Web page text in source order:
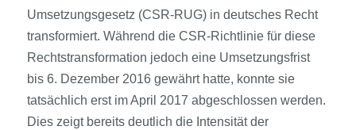
Umsetzungsgesetz (CSR-RUG) in deutsches Recht
transformiert. Während die CSR-Richtlinie für diese
Rechtstransformation jedoch eine Umsetzungsfrist
bis 6. Dezember 2016 gewährt hatte, konnte sie
tatsächlich erst im April 2017 abgeschlossen werden.
Dies zeigt bereits deutlich die Intensität der